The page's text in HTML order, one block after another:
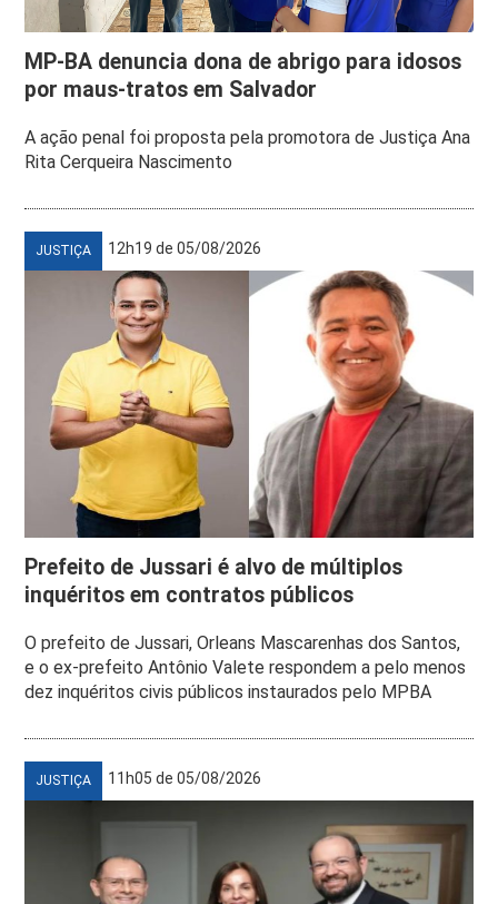
MP-BA denuncia dona de abrigo para idosos
por maus-tratos em Salvador
A ação penal foi proposta pela promotora de Justiça Ana
Rita Cerqueira Nascimento
JUSTIÇA 12h19 de 05/08/2026
Prefeito de Jussari é alvo de múltiplos
inquéritos em contratos públicos
O prefeito de Jussari, Orleans Mascarenhas dos Santos,
e o ex-prefeito Antônio Valete respondem a pelo menos
dez inquéritos civis públicos instaurados pelo MPBA
JUSTIÇA 11h05 de 05/08/2026